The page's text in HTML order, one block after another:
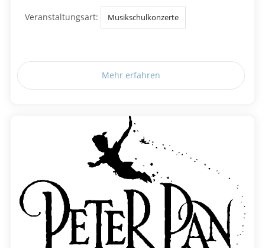
Veranstaltungsart: Musikschulkonzerte
Mehr erfahren